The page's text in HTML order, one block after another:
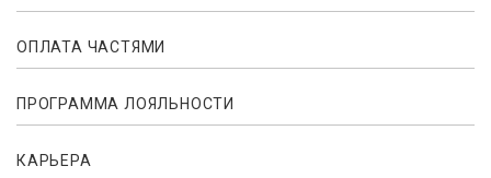
ОПЛАТА ЧАСТЯМИ
ПРОГРАММА ЛОЯЛЬНОСТИ
КАРЬЕРА